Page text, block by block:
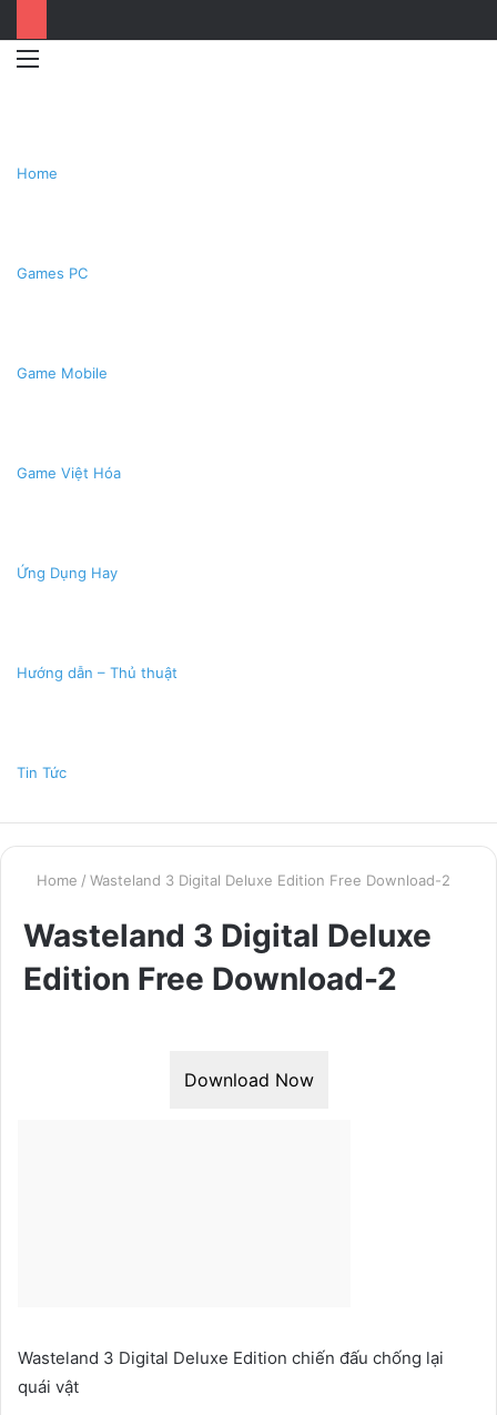
Home
Games PC
Game Mobile
Game Việt Hóa
Ứng Dụng Hay
Hướng dẫn – Thủ thuật
Tin Tức
Home / Wasteland 3 Digital Deluxe Edition Free Download-2
Wasteland 3 Digital Deluxe
Edition Free Download-2
Download Now
Wasteland 3 Digital Deluxe Edition chiến đấu chống lại
quái vật